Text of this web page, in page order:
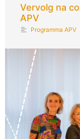
Vervolg na
APV
Programma APV